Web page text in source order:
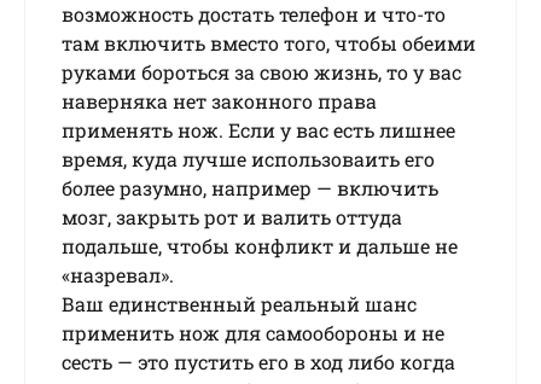
возможность достать телефон и что-то
там включить вместо того, чтобы обеими
руками бороться за свою жизнь, то у вас
наверняка нет законного права
применять нож. Если у вас есть лишнее
время, куда лучше использоваить его
более разумно, например — включить
мозг, закрыть рот и валить оттуда
подальше, чтобы конфликт и дальше не
«назревал».
Ваш единственный реальный шанс
применить нож для самообороны и не
сесть — это пустить его в ход либо когда